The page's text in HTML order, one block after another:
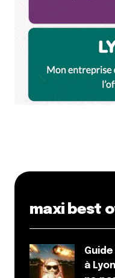
commencé en 1872…
Répondre
Elle n’est pas
son clocher a été
Celle-ci jouxte la
Littlecelt
4 décembre 2014 à 18 h
J’allais le dire.
maxi best
à